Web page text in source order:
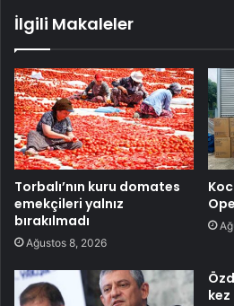
İlgili Makaleler
Torbalı’nın kuru domates
emekçileri yalnız
bırakılmadı
Ağustos 8, 2026
kez